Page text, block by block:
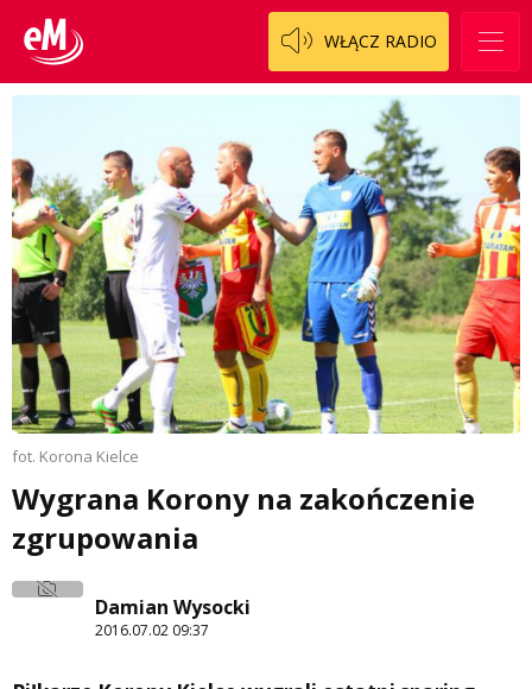
WŁĄCZ RADIO
fot. Korona Kielce
Wygrana Korony na zakończenie
zgrupowania
Damian Wysocki
2016.07.02 09:37